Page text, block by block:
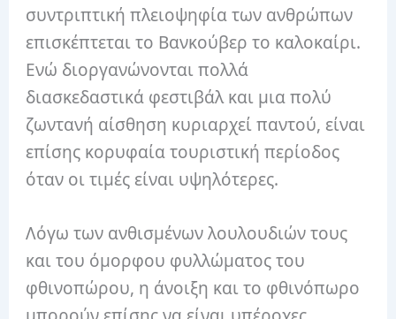
συντριπτική πλειοψηφία των ανθρώπων
επισκέπτεται το Βανκούβερ το καλοκαίρι.
Ενώ διοργανώνονται πολλά
διασκεδαστικά φεστιβάλ και μια πολύ
ζωντανή αίσθηση κυριαρχεί παντού, είναι
επίσης κορυφαία τουριστική περίοδος
όταν οι τιμές είναι υψηλότερες.
Λόγω των ανθισμένων λουλουδιών τους
και του όμορφου φυλλώματος του
φθινοπώρου, η άνοιξη και το φθινόπωρο